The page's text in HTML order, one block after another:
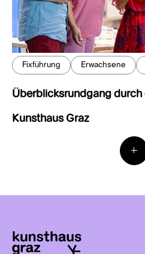
Fixführung Erwachsene
Überblicksrundgang durch
Kunsthaus Graz